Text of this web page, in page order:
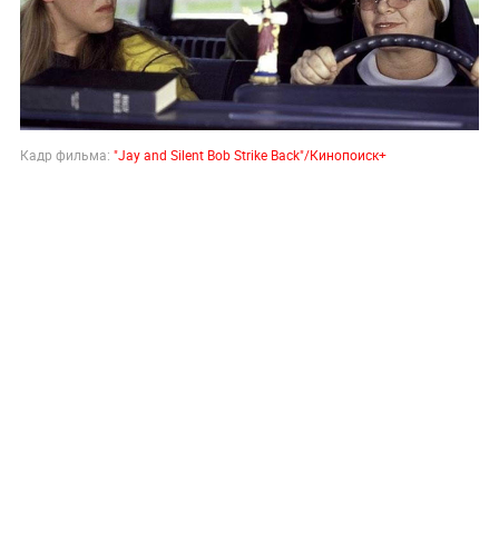
Кадр фильма: "Jay and Silent Bob Strike Back"/Кинопоиск+